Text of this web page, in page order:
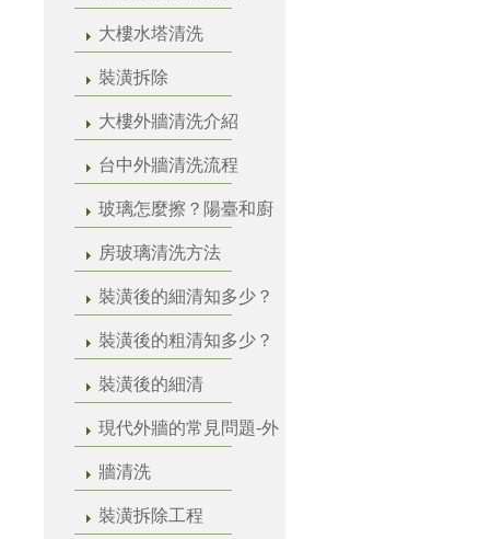
大樓水塔清洗
裝潢拆除
大樓外牆清洗介紹
台中外牆清洗流程
玻璃怎麼擦？陽臺和廚
房玻璃清洗方法
裝潢後的細清知多少？
裝潢後的粗清知多少？
裝潢後的細清
現代外牆的常見問題-外
牆清洗
裝潢拆除工程